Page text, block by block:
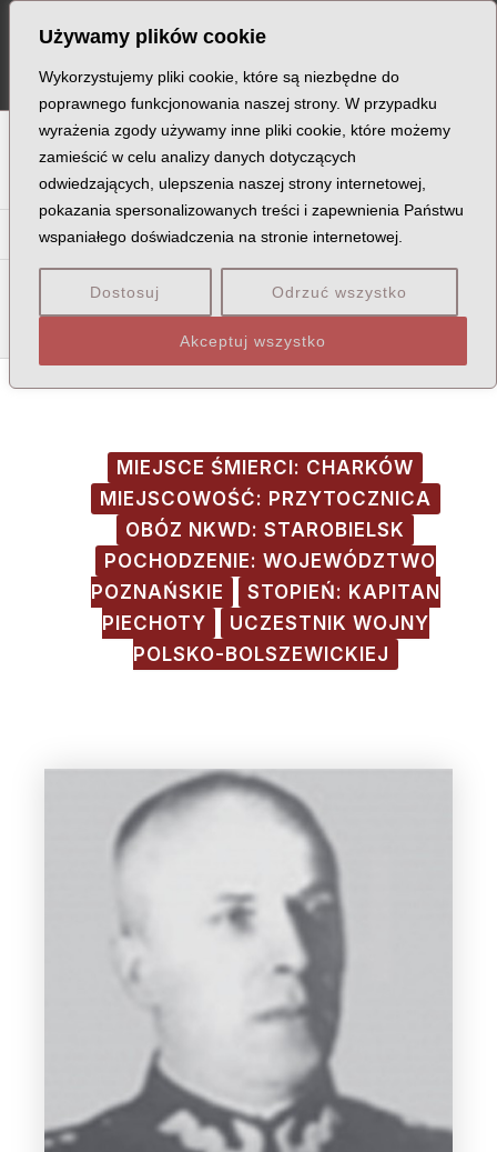
Używamy plików cookie
Wykorzystujemy pliki cookie, które są niezbędne do
poprawnego funkcjonowania naszej strony. W przypadku
wyrażenia zgody używamy inne pliki cookie, które możemy
zamieścić w celu analizy danych dotyczących
odwiedzających, ulepszenia naszej strony internetowej,
pokazania spersonalizowanych treści i zapewnienia Państwu
wspaniałego doświadczenia na stronie internetowej.
Dostosuj Odrzuć wszystko
Akceptuj wszystko
content
B C D E F G H I J K L Ł M
O P Q R S T U V W X Z
Ma Me Mi Mł Mn Mó Mr Mu
Mag Mal Mał Mam
Mas Mat Maz
MIEJSCE ŚMIERCI: CHARKÓW
MIEJSCOWOŚĆ: PRZYTOCZNICA
OBÓZ NKWD: STAROBIELSK
POCHODZENIE: WOJEWÓDZTWO
POZNAŃSKIE
STOPIEŃ: KAPITAN
PIECHOTY
UCZESTNIK WOJNY
POLSKO-BOLSZEWICKIEJ
navigation